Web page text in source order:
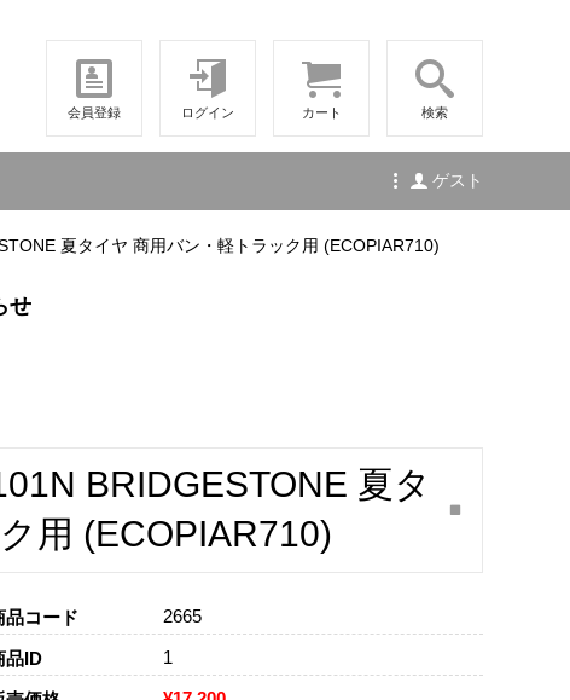
会員登録 ログイン カート 検索
ゲスト
夏タイヤ 商用バン・軽トラック用 (ECOPIAR710)
せ
BRIDGESTONE 夏タ
用 (ECOPIAR710)
品コード 2665
品ID 1